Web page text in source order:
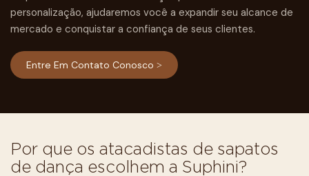
personalização, ajudaremos você a expandir seu alcance de
mercado e conquistar a confiança de seus clientes.
Entre Em Contato Conosco >
Por que os atacadistas de sapatos
de dança escolhem a Suphini?